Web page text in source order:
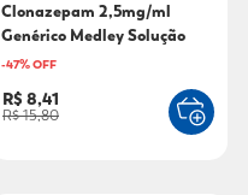
Clonazepam 2,5mg/ml
Genérico Medley Solução
Oral 20ml
-47% OFF
R$ 8,41
R$ 15,80